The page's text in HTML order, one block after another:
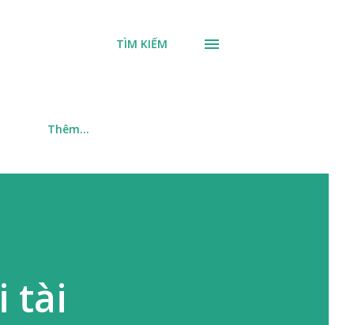
TÌM KIẾM
Thêm…
tài